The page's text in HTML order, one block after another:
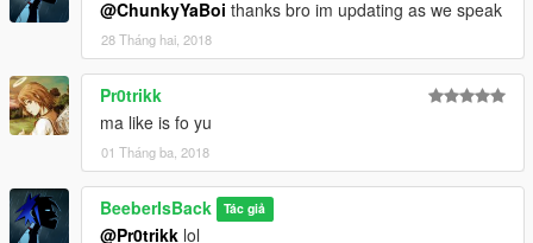
@ChunkyYaBoi thanks bro im updating as we speak
28 Tháng hai, 2018
Pr0trikk
ma like is fo yu
01 Tháng ba, 2018
BeeberIsBack Tác giả
@Pr0trikk lol